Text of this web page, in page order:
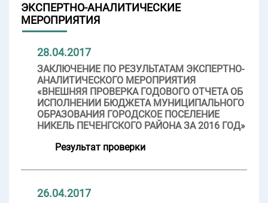
ЭКСПЕРТНО-АНАЛИТИЧЕСКИЕ
МЕРОПРИЯТИЯ
28.04.2017
ЗАКЛЮЧЕНИЕ ПО РЕЗУЛЬТАТАМ ЭКСПЕРТНО-
АНАЛИТИЧЕСКОГО МЕРОПРИЯТИЯ
«ВНЕШНЯЯ ПРОВЕРКА ГОДОВОГО ОТЧЕТА ОБ
ИСПОЛНЕНИИ БЮДЖЕТА МУНИЦИПАЛЬНОГО
ОБРАЗОВАНИЯ ГОРОДСКОЕ ПОСЕЛЕНИЕ
НИКЕЛЬ ПЕЧЕНГСКОГО РАЙОНА ЗА 2016 ГОД»
Результат проверки
26.04.2017